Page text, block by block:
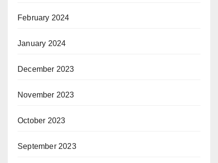
February 2024
January 2024
December 2023
November 2023
October 2023
September 2023